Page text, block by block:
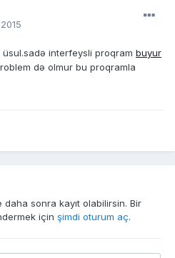
üsul.sadə interfeysli proqram buyur
də olmur bu proqramla
daha sonra kayıt olabilirsin. Bir
için şimdi oturum aç.